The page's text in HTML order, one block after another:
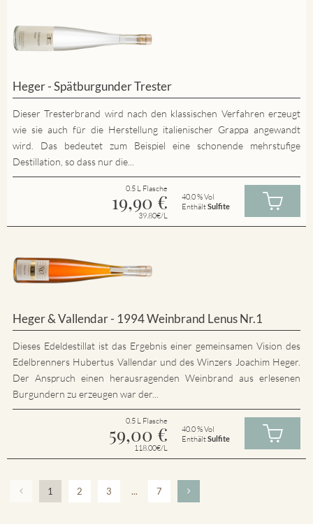
Heger - Spätburgunder Trester
Dieser Tresterbrand wird nach den klassischen Verfahren erzeugt
wie sie auch für die Herstellung italienischer Grappa angewandt
wird. Das bedeutet zum Beispiel eine schonende mehrstufige
Destillation, so dass nur die...
0.5 L Flasche
19,90 €
39.80€/L
40.0 % Vol
EnthältSulfite
Heger & Vallendar - 1994 Weinbrand Lenus Nr.1
Dieses Edeldestillat ist das Ergebnis einer gemeinsamen Vision des
Edelbrenners Hubertus Vallendar und des Winzers Joachim Heger.
Der Anspruch einen herausragenden Weinbrand aus erlesenen
Burgundern zu erzeugen war der...
0.5 L Flasche
59,00 €
118.00€/L
40.0 % Vol
EnthältSulfite
1 2 3 ... 7